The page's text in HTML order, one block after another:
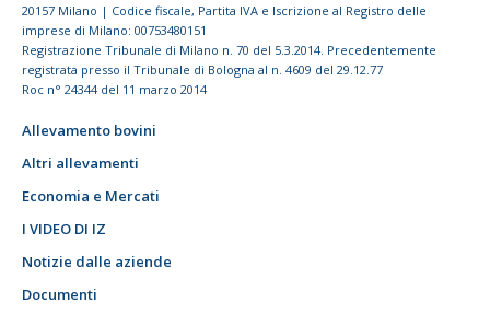
20157 Milano | Codice fiscale, Partita IVA e Iscrizione al Registro delle
imprese di Milano: 00753480151
Registrazione Tribunale di Milano n. 70 del 5.3.2014. Precedentemente
registrata presso il Tribunale di Bologna al n. 4609 del 29.12.77
Roc n° 24344 del 11 marzo 2014
Allevamento bovini
Altri allevamenti
Economia e Mercati
I VIDEO DI IZ
Notizie dalle aziende
Documenti